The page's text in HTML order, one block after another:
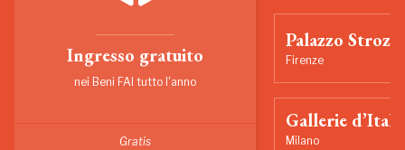
Ingresso gratuito
nei Beni FAI tutto l'anno
Gratis
Palazzo Strozzi
Firenze
Gallerie
Milano